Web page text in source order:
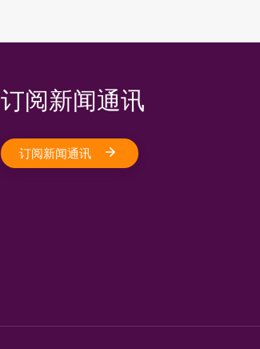
订阅新闻通讯
订阅新闻通讯